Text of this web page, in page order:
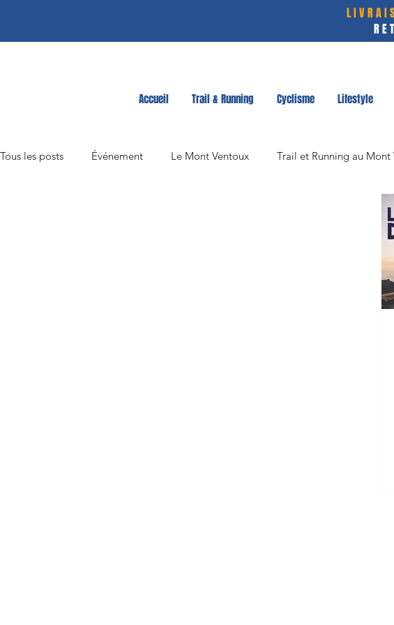
Accueil Trail & Running Cyclisme Lifestyle
Tous les posts Événement Le Mont Ventoux Trail et Running au Mont